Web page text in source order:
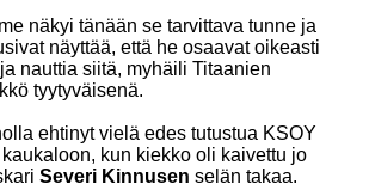
näkyi tänään se tarvittava tunne ja
näyttää, että he osaavat oikeasti
nauttia siitä, myhäili Titaanien
tyytyväisenä.
ehtinyt vielä edes tutustua KSOY
kun kiekko oli kaivettu jo
Severi Kinnusen selän takaa.